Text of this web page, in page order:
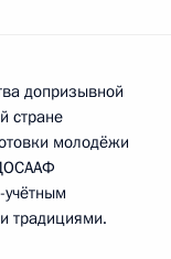
допризывной
стране
молодёжи
учётным
традициями.